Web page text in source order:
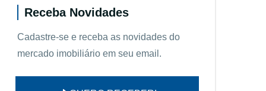
Receba Novidades
Cadastre-se e receba as novidades do
mercado imobiliário em seu email.